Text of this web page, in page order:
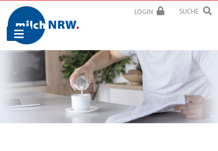
LOGIN SUCHE
Navigation
ein-/ausblenden